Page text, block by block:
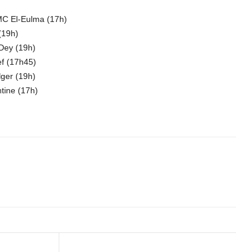
El-Eulma (17h)
(19h)
(17h45)
(19h)
(17h)